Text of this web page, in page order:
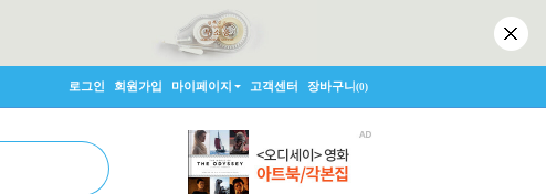
로그인 회원가입 마이페이지 고객센터 장바구니(0)